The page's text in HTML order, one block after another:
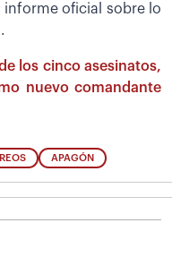
informe oficial sobre lo
los cinco asesinatos,
nuevo comandante
REOS APAGÓN